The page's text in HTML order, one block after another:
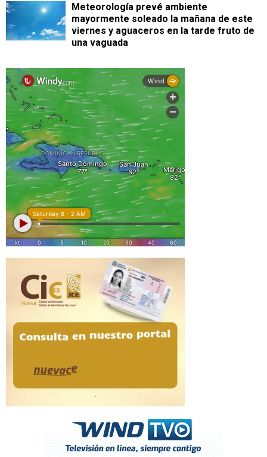
Meteorología prevé ambiente
mayormente soleado la mañana de este
viernes y aguaceros en la tarde fruto de
una vaguada